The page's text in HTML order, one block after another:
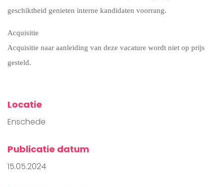
geschiktheid genieten interne kandidaten voorrang.
Acquisitie
Acquisitie naar aanleiding van deze vacature wordt niet op prijs
gesteld.
Locatie
Enschede
Publicatie datum
15.05.2024